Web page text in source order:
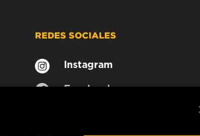
REDES SOCIALES
Instagram
Facebook